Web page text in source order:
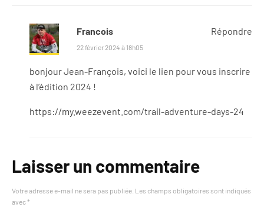
Francois
22 février 2024 à 18h05
bonjour Jean-François, voici le lien pour vous inscrire
à l’édition 2024 !
https://my.weezevent.com/trail-adventure-days-24
Répondre
Laisser un commentaire
Votre adresse e-mail ne sera pas publiée. Les champs obligatoires sont indiqués
avec *